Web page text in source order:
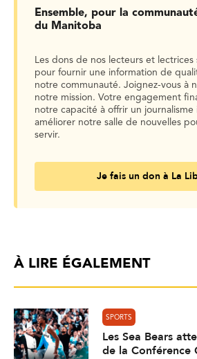
Ensemble, pour la
du Manitoba
Les dons de nos lecteurs et lectrices
pour fournir une information de
notre communauté. Joignez-vous à
notre mission. Votre engagement
notre capacité à offrir un
améliorer notre salle de nouvelles
servir.
Je fais un don à La
À LIRE ÉGALEMENT
SPORTS
Les Sea Bears
de la Conférence